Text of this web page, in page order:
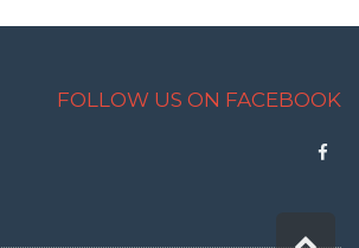
FOLLOW US ON FACEBOOK
גלילה